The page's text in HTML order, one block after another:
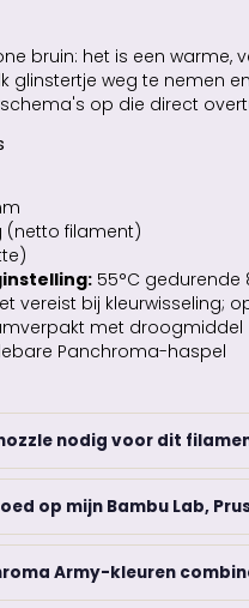
bruin: het is een
glinstertje weg te nemen
op die direct
(netto filament)
55°C
vereist bij kleurwisseling;
met droogmiddel
Panchroma-haspel
nodig voor dit
op mijn Bambu Lab,
Army-kleuren